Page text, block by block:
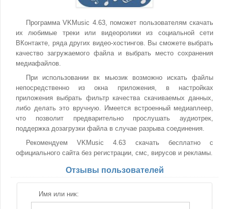
Программа VKMusic 4.63, поможет пользователям скачать
их любимые треки или видеоролики из социальной сети
ВКонтакте, ряда других видео-хостингов. Вы сможете выбрать
качество загружаемого файла и выбрать место сохранения
медиафайлов.
При использовании вк мьюзик возможно искать файлы
непосредственно из окна приложения, в настройках
приложения выбрать фильтр качества скачиваемых данных,
либо делать это вручную. Имеется встроенный медиаплеер,
что позволит предварительно прослушать аудиотрек,
поддержка дозагрузки файла в случае разрыва соединения.
Рекомендуем VKMusic 4.63 скачать бесплатно с
официального сайта без регистрации, смс, вирусов и рекламы.
Отзывы пользователей
Имя или ник: